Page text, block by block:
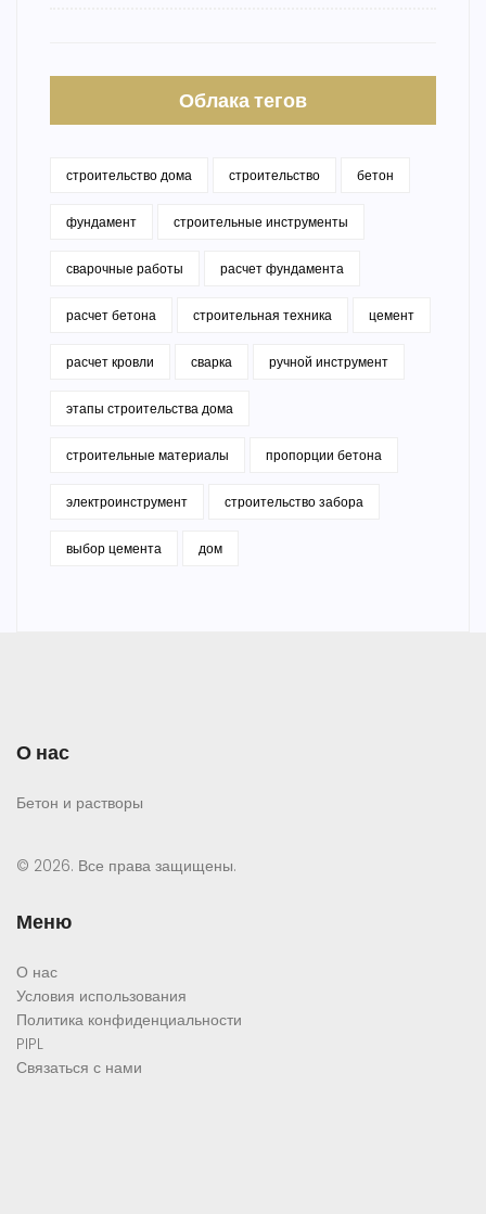
Облака тегов
строительство дома строительство бетон
фундамент строительные инструменты
сварочные работы расчет фундамента
расчет бетона строительная техника цемент
расчет кровли сварка ручной инструмент
этапы строительства дома
строительные материалы пропорции бетона
электроинструмент строительство забора
выбор цемента дом
О нас
Бетон и растворы
© 2026. Все права защищены.
Меню
О нас
Условия использования
Политика конфиденциальности
PIPL
Связаться с нами